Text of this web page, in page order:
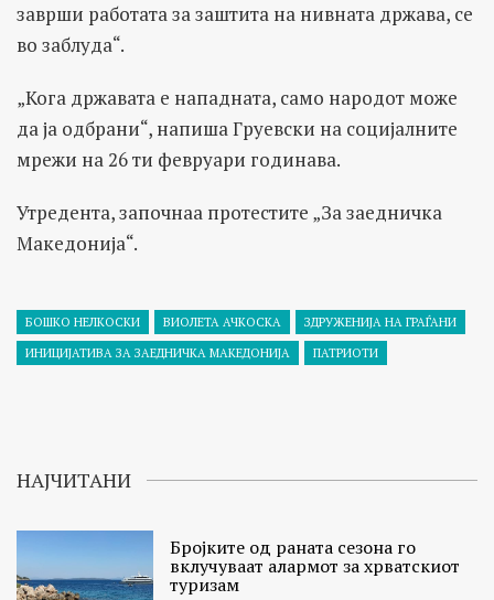
заврши работата за заштита на нивната држава, се
во заблуда“.
„Кога државата е нападната, само народот може
да ја одбрани“, напиша Груевски на социјалните
мрежи на 26 ти февруари годинава.
Утредента, започнаа протестите „За заедничка
Македонија“.
БОШКО НЕЛКОСКИ ВИОЛЕТА АЧКОСКА
ЗДРУЖЕНИЈА НА ГРАЃАНИ
ИНИЦИЈАТИВА ЗА ЗАЕДНИЧКА МАКЕДОНИЈА
ПАТРИОТИ
НАЈЧИТАНИ
Бројките од раната сезона го
вклучуваат алармот за хрватскиот
туризам